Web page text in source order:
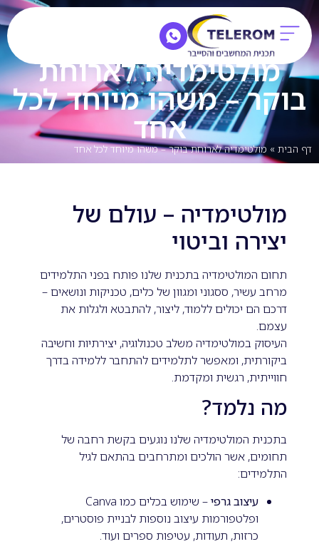
מולטימדיה לארוחת
בוקר – משהו מיוחד לכל
אחד
דף הבית » מולטימדיה לארוחת בוקר – משהו מיוחד לכל אחד
מולטימדיה – עולם של
יצירה וביטוי
תחום המולטימדיה בתכנית שלנו פותח בפני התלמידים
מרחב עשיר, ססגוני ומגוון של כלים, טכניקות ונושאים –
דרכם הם יכולים ללמוד, ליצור, להתבטא ולגלות את
עצמם.
העיסוק במולטימדיה משלב טכנולוגיה, יצירתיות וחשיבה
ביקורתית, ומאפשר לתלמידים להתחבר ללמידה בדרך
חווייתית, רגשית ומקדמת.
מה נלמד?
בתכנית המולטימדיה שלנו נוגעים בקשת רחבה של
תחומים, אשר הולכים ומתרחבים בהתאם לגיל
התלמידים:
עיצוב גרפי
– שימוש בכלים כמו Canva
ופלטפורמות עיצוב נוספות לבניית פוסטרים,
כרזות, תעודות, עטיפות ספרים ועוד.